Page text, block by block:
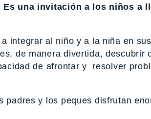
Es una invitación a los niños a
integrar al niño y a la niña en
de manera divertida, descubrir
de afrontar y resolver
y los peques disfrutan